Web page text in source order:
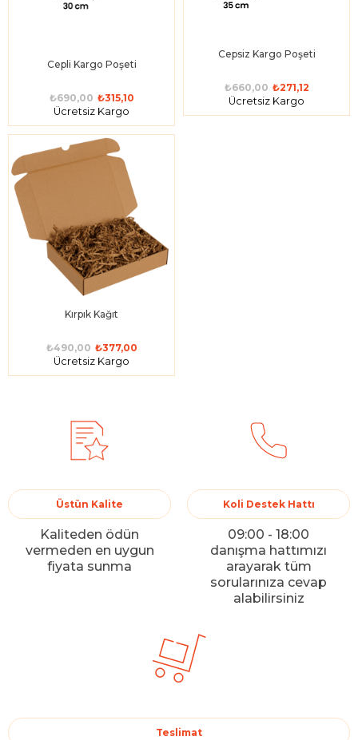
Cepli Kargo Poşeti
₺315,10
₺690,00
Ücretsiz Kargo
Cepsiz Kargo Poşeti
₺271,12
₺660,00
Ücretsiz Kargo
Kırpık Kağıt
₺377,00
₺490,00
Ücretsiz Kargo
Üstün Kalite
Kaliteden ödün
vermeden en uygun
fiyata sunma
Koli Destek Hattı
09:00 - 18:00
danışma hattımızı
arayarak tüm
sorularınıza cevap
alabilirsiniz
Teslimat